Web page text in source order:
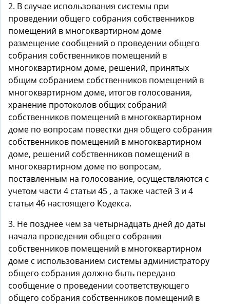
2. В случае использования системы при
проведении общего собрания собственников
помещений в многоквартирном доме
размещение сообщений о проведении общего
собрания собственников помещений в
многоквартирном доме, решений, принятых
общим собранием собственников помещений в
многоквартирном доме, итогов голосования,
хранение протоколов общих собраний
собственников помещений в многоквартирном
доме по вопросам повестки дня общего собрания
собственников помещений в многоквартирном
доме, решений собственников помещений в
многоквартирном доме по вопросам,
поставленным на голосование, осуществляются с
учетом части 4 статьи 45 , а также частей 3 и 4
статьи 46 настоящего Кодекса.
3. Не позднее чем за четырнадцать дней до даты
начала проведения общего собрания
собственников помещений в многоквартирном
доме с использованием системы администратору
общего собрания должно быть передано
сообщение о проведении соответствующего
общего собрания собственников помещений в